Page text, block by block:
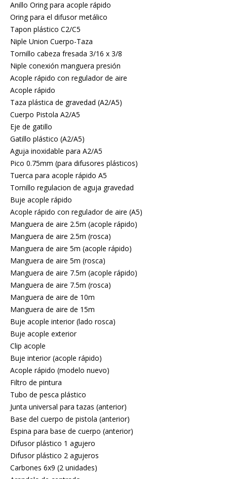
Anillo Oring para acople rápido
Oring para el difusor metálico
Tapon plástico C2/C5
Niple Union Cuerpo-Taza
Tornillo cabeza fresada 3/16 x 3/8
Niple conexión manguera presión
Acople rápido con regulador de aire
Acople rápido
Taza plástica de gravedad (A2/A5)
Cuerpo Pistola A2/A5
Eje de gatillo
Gatillo plástico (A2/A5)
Aguja inoxidable para A2/A5
Pico 0.75mm (para difusores plásticos)
Tuerca para acople rápido A5
Tornillo regulacion de aguja gravedad
Buje acople rápido
Acople rápido con regulador de aire (A5)
Manguera de aire 2.5m (acople rápido)
Manguera de aire 2.5m (rosca)
Manguera de aire 5m (acople rápido)
Manguera de aire 5m (rosca)
Manguera de aire 7.5m (acople rápido)
Manguera de aire 7.5m (rosca)
Manguera de aire de 10m
Manguera de aire de 15m
Buje acople interior (lado rosca)
Buje acople exterior
Clip acople
Buje interior (acople rápido)
Acople rápido (modelo nuevo)
Filtro de pintura
Tubo de pesca plástico
Junta universal para tazas (anterior)
Base del cuerpo de pistola (anterior)
Espina para base de cuerpo (anterior)
Difusor plástico 1 agujero
Difusor plástico 2 agujeros
Carbones 6x9 (2 unidades)